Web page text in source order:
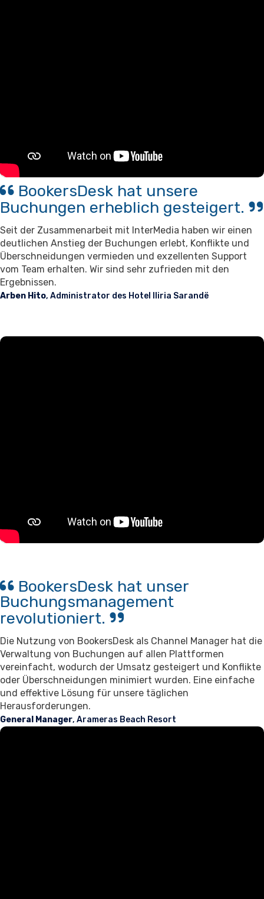
BookersDesk hat unsere
Buchungen erheblich gesteigert.
Seit der Zusammenarbeit mit InterMedia haben wir einen
deutlichen Anstieg der Buchungen erlebt, Konflikte und
Überschneidungen vermieden und exzellenten Support
vom Team erhalten. Wir sind sehr zufrieden mit den
Ergebnissen.
Arben Hito, Administrator des Hotel Iliria Sarandë
BookersDesk hat unser
Buchungsmanagement
revolutioniert.
Die Nutzung von BookersDesk als Channel Manager hat die
Verwaltung von Buchungen auf allen Plattformen
vereinfacht, wodurch der Umsatz gesteigert und Konflikte
oder Überschneidungen minimiert wurden. Eine einfache
und effektive Lösung für unsere täglichen
Herausforderungen.
General Manager, Arameras Beach Resort